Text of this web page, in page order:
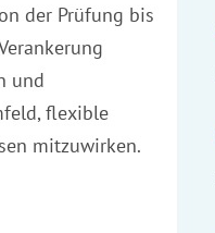
der Prüfung bis
und
flexible
mitzuwirken.